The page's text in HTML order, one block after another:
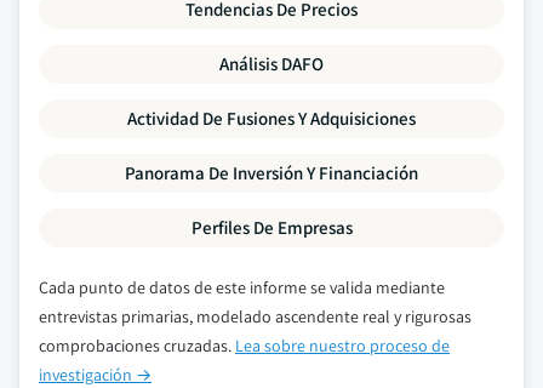
Tendencias De Precios
Análisis DAFO
Actividad De Fusiones Y Adquisiciones
Panorama De Inversión Y Financiación
Perfiles De Empresas
Cada punto de datos de este informe se valida mediante
entrevistas primarias, modelado ascendente real y rigurosas
comprobaciones cruzadas. Lea sobre nuestro proceso de
investigación →